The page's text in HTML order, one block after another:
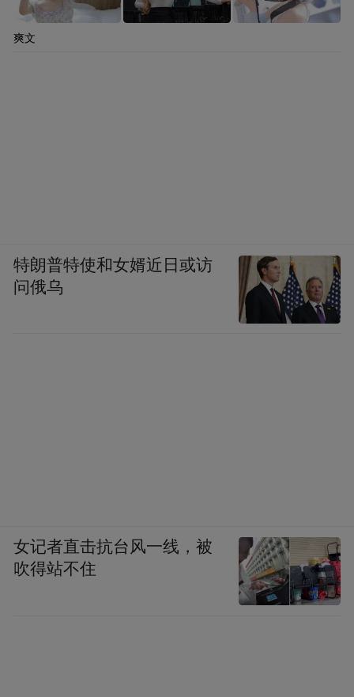
爽文
特朗普特使和女婿近日或访
问俄乌
女记者直击抗台风一线，被
吹得站不住